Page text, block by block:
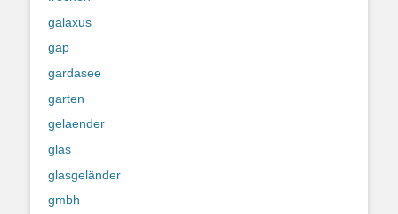
galaxus
gap
gardasee
garten
gelaender
glas
glasgeländer
gmbh